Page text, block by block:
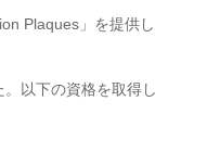
Plaques」を提供し
以下の資格を取得し